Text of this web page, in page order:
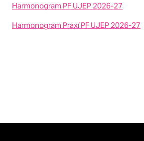
Harmonogram PF UJEP 2026-27
Harmonogram Praxí PF UJEP 2026-27